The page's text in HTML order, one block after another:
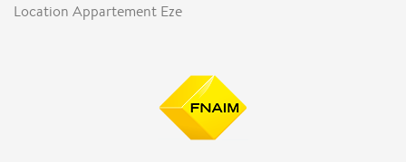
Location Appartement Eze